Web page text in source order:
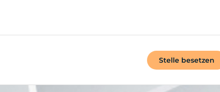
Stelle besetzen